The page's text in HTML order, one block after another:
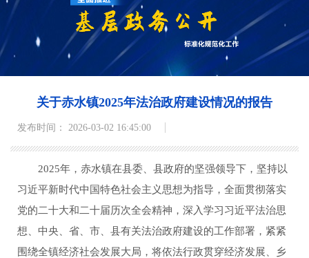
关于赤水镇2025年法治政府建设情况的报告
发布时间： 2026-03-02 16:45:00
2025年，赤水镇在县委、县政府的坚强领导下，坚持以
习近平新时代中国特色社会主义思想为指导，全面贯彻落实
党的二十大和二十届历次全会精神，深入学习习近平法治思
想、中央、省、市、县有关法治政府建设的工作部署，紧紧
围绕全镇经济社会发展大局，将依法行政贯穿经济发展、乡